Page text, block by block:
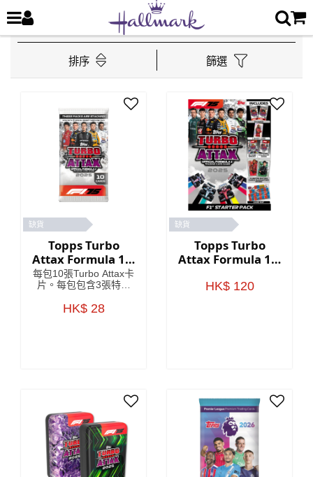
排序 篩選
缺貨
Topps Turbo
Attax Formula 1®
2025 - 卡包
每包10張Turbo Attax卡
片。每包包含3張特殊
HK$ 28
缺貨
Topps Turbo
Attax Formula 1®
HK$ 120